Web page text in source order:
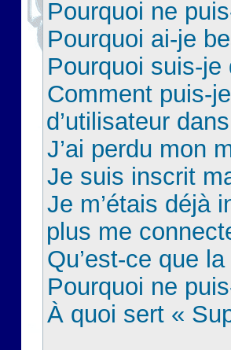
Pourquoi ne
Pourquoi ai-je
Pourquoi suis-
Comment puis-
d’utilisateur
J’ai perdu mon
Je suis inscrit
Je m’étais déjà
plus me
Qu’est-ce que
Pourquoi ne
À quoi sert «